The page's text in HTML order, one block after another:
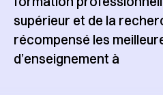
supérieur et de la
récompensé les
d’enseignement à